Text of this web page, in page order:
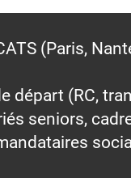
(Paris,
départ (RC,
seniors,